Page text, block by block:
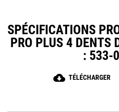
SPÉCIFICATIONS
PRO PLUS 4
: 533-
cloud_download TÉLÉCHARGER